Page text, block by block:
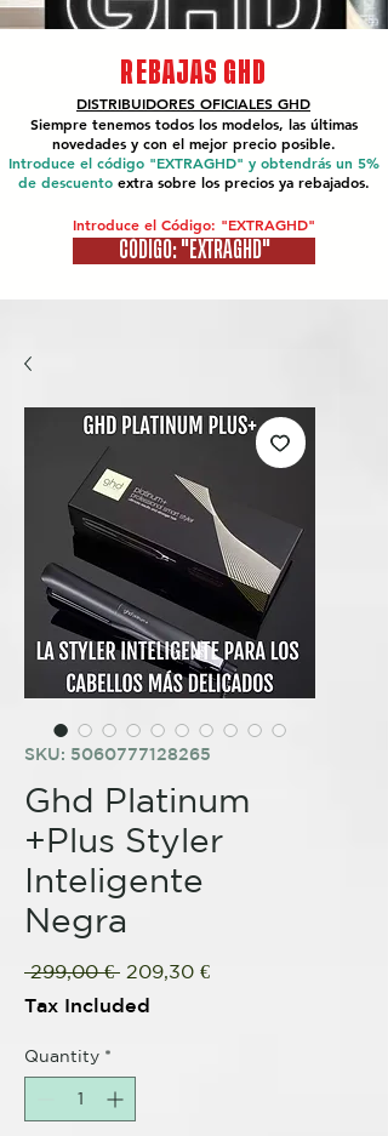
REBAJAS GHD
DISTRIBUIDORES OFICIALES GHD
Siempre tenemos todos los modelos, las últimas
novedades y con el mejor precio posible.
Introduce el código "EXTRAGHD" y obtendrás un 5%
de descuento extra sobre los precios ya rebajados.
Introduce el Código: "EXTRAGHD"
CÓDIGO: "EXTRAGHD"
SKU: 5060777128265
Ghd Platinum
+Plus Styler
Inteligente
Negra
299,00 € Regular
Price
209,30 €Sale
Tax Included
Quantity *